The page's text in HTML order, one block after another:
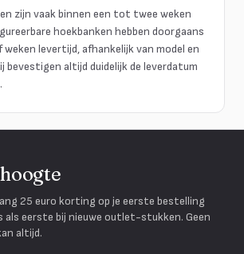
zijn vaak binnen een tot twee weken
hoekbanken hebben doorgaans
levertijd, afhankelijk van model en
bevestigen altijd duidelijk de leverdatum
25 euro korting op je eerste bestelling
als eerste bij nieuwe outlet-stukken. Geen
altijd.